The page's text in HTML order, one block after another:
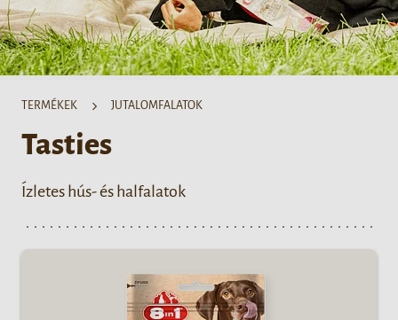
TERMÉKEK JUTALOMFALATOK
Tasties
Ízletes hús- és halfalatok